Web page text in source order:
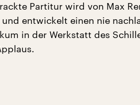
Partitur wird von Max
entwickelt einen nie
in der Werkstatt des